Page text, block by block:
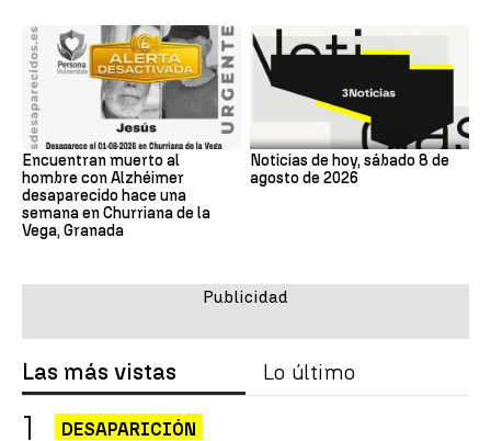
Encuentran muerto al
hombre con Alzhéimer
desaparecido hace una
semana en Churriana de la
Vega, Granada
Noticias de hoy, sábado 8 de
agosto de 2026
Las más vistas Lo último
DESAPARICIÓN